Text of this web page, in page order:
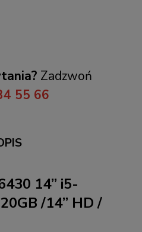
Zadzwoń
55 66
14” i5-
/14” HD /